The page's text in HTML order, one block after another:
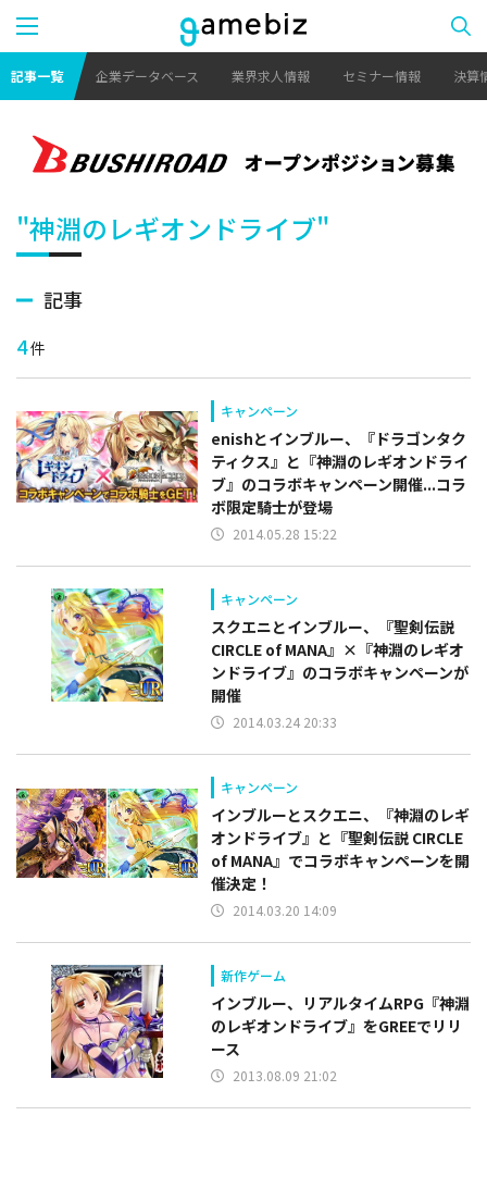
記事一覧 企業データベース 業界求人情報 セミナー情報 決算
"神淵のレギオンドライブ"
記事
4件
キャンペーン
enishとインブルー、『ドラゴンタク
ティクス』と『神淵のレギオンドライ
ブ』のコラボキャンペーン開催...コラ
ボ限定騎士が登場
2014.05.28 15:22
キャンペーン
スクエニとインブルー、『聖剣伝説
CIRCLE of MANA』×『神淵のレギオ
ンドライブ』のコラボキャンペーンが
開催
2014.03.24 20:33
キャンペーン
インブルーとスクエニ、『神淵のレギ
オンドライブ』と『聖剣伝説 CIRCLE
of MANA』でコラボキャンペーンを開
催決定！
2014.03.20 14:09
新作ゲーム
インブルー、リアルタイムRPG『神淵
のレギオンドライブ』をGREEでリリ
ース
2013.08.09 21:02